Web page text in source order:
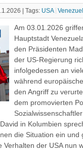
| Tags: USA
Am 03.01.2026
Hauptstadt
den Präsidenten
der US-Regierung
infolgedessen an
während
den Angriff zu
dem promovierten
in Kolumbien
die Situation ein und
der USA nun